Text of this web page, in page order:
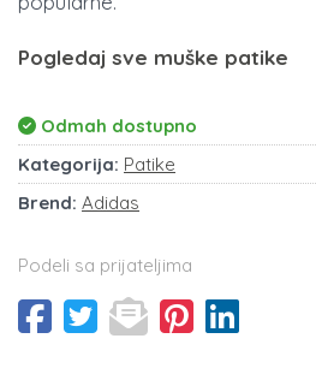
Pogledaj sve muške patike
Odmah dostupno
Kategorija: Patike
Brend: Adidas
Podeli sa prijateljima